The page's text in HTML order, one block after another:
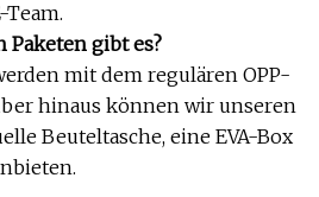
Team.
Paketen gibt es?
mit dem regulären OPP-
hinaus können wir unseren
Beuteltasche, eine EVA-Box